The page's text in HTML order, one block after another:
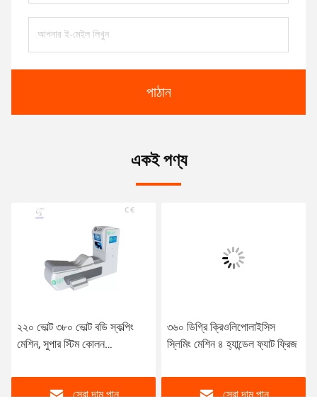
পাঠান
একই পণ্য
২২০ ভোল্ট ৩৮০ ভোল্ট বডি স্কল্পিং
মেশিন, সুপার স্টিম কোলন
সেরা দাম পান
৩৬০ ডিগ্রি ক্রিওলিপোলাইসিস
স্লিমিং মেশিন ৪ হ্যান্ডেল ফ্যাট ফ্রিজ
সেরা দাম পান